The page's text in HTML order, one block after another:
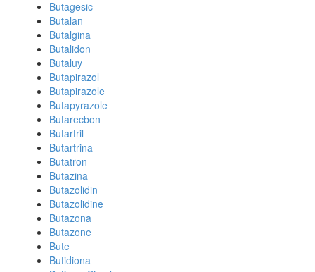
Butagesic
Butalan
Butalgina
Butalidon
Butaluy
Butapirazol
Butapirazole
Butapyrazole
Butarecbon
Butartril
Butartrina
Butatron
Butazina
Butazolidin
Butazolidine
Butazona
Butazone
Bute
Butidiona